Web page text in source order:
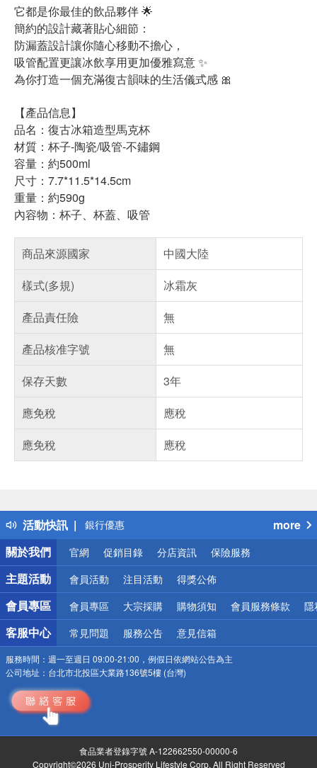
它都是你最佳的飲品夥伴 🌟
簡約的設計藏著貼心細節：
防漏蓋設計讓你隨心移動不擔心，
吸管配置更讓冰飲享用更加優雅寫意 ✨
為你打造一個充滿復古韻味的生活儀式感 🎀
【產品信息】
品名：復古冰箱造型馬克杯
材質：杯子-陶瓷/吸管-不鏽鋼
容量：約500ml
尺寸：7.7*11.5*14.5cm
重量：約590g
內容物：杯子、杯蓋、吸管
商品來源國家
中國大陸
樣式(多規)
冰霜灰
產品責任險
無
產品核准字號
無
保存天數
3年
應免稅
應稅
應免稅
應稅
活動快訊
偏遠地區配送
熱門話題
銀行優惠
偏遠地區配送
詐騙網頁！請小心！
more
關於我們
官網 促銷目錄 分店資訊 保險服務
主題活動 會員活動 注目活動 得獎公佈
會員專區 會員專區 大宗採購 購物須知 會員服務條款 隱
客服中心 常見問題 服務公告 意見信箱
服務時間： 週一至週日 09:00-21:00，例假日依網站公告為主
公司地址： 台北市北投區大業路136號5樓 (台灣)
食品業者登錄字號 A-122662550-00000-6
Copyright©2026 Uni-Prosperity Lifestyle Corp. All Right Reserved